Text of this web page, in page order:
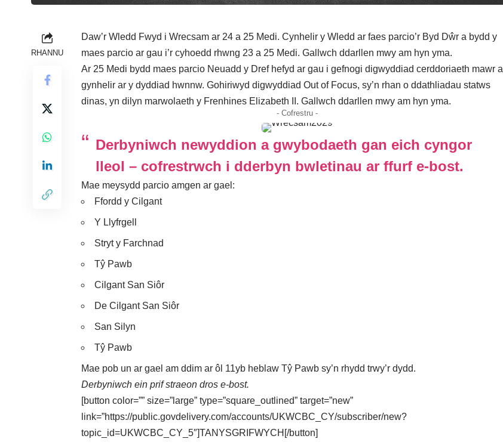
RHANNU
Daw’r Wledd Fwyd i Wrecsam ar 24 a 25 Medi. Cynhelir y Wledd ar faes parcio’r Byd Dŵr a bydd y
maes parcio ar gau i’r cyhoedd rhwng 23 a 25 Medi. Gallwch ddarllen mwy am hyn yma.
Ar 25 Medi bydd maes parcio Neuadd y Dref hefyd ar gau i gefnogi digwyddiad cerddoriaeth mawr a
gynhelir ar y dyddiad hwnnw. Gohiriwyd digwyddiad Out of Focus, sy’n rhan o ddathliadau statws
dinas, yn dilyn marwolaeth y Frenhines Elizabeth II. Gallwch ddarllen mwy am hyn yma.
- Cofrestru -
Derbyniwch newyddion a gwybodaeth gan eich cyngor
lleol – cofrestrwch i dderbyn bwletinau ar ffurf e-bost.
Mae meysydd parcio amgen ar gael:
Ffordd y Cilgant
Y Llyfrgell
Stryt y Farchnad
Tŷ Pawb
Cilgant San Siôr
De Cilgant San Siôr
San Silyn
Tŷ Pawb
Mae pob un ar gael am ddim ar ôl 11yb heblaw Tŷ Pawb sy’n rhydd trwy’r dydd.
Derbyniwch ein prif straeon dros e-bost.
[button color=”” size=”large” type=”square_outlined” target=”new”
link=”https://public.govdelivery.com/accounts/UKWCBC_CY/subscriber/new?
topic_id=UKWCBC_CY_5″]TANYSGRIFWYCH[/button]